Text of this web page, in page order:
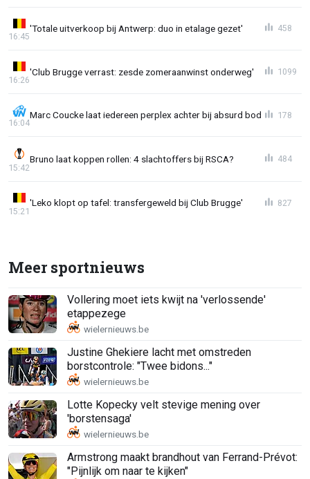
'Totale uitverkoop bij Antwerp: duo in etalage gezet'
16:45
458
'Club Brugge verrast: zesde zomeraanwinst onderweg'
16:26
1099
Marc Coucke laat iedereen perplex achter bij absurd bod
16:04
178
Bruno laat koppen rollen: 4 slachtoffers bij RSCA?
15:42
484
'Leko klopt op tafel: transfergeweld bij Club Brugge'
15:21
827
Meer sportnieuws
Vollering moet iets kwijt na 'verlossende'
etappezege
Justine Ghekiere lacht met omstreden
borstcontrole: "Twee bidons..."
Lotte Kopecky velt stevige mening over
'borstensaga'
Armstrong maakt brandhout van Ferrand-Prévot:
"Pijnlijk om naar te kijken"